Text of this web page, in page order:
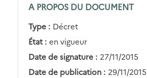
A PROPOS DU DOCUMENT
Type : Décret
État : en vigueur
Date de signature : 27/11/2015
Date de publication : 29/11/2015